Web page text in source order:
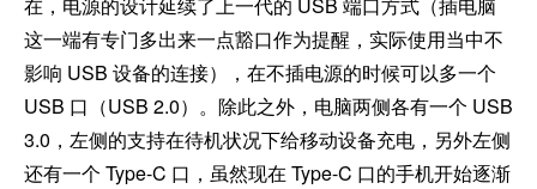
在，电源的设计延续了上一代的 USB 端口方式（插电脑
这一端有专门多出来一点豁口作为提醒，实际使用当中不
影响 USB 设备的连接），在不插电源的时候可以多一个
USB 口（USB 2.0）。除此之外，电脑两侧各有一个 USB
3.0，左侧的支持在待机状况下给移动设备充电，另外左侧
还有一个 Type-C 口，虽然现在 Type-C 口的手机开始逐渐